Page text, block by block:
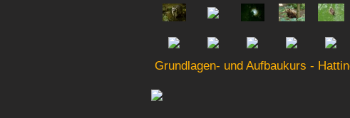
Grundlagen- und Aufbaukurs -